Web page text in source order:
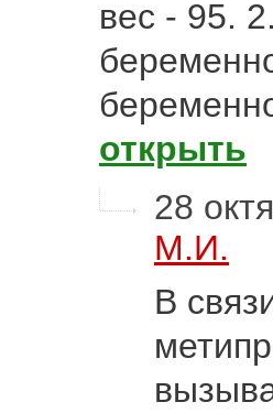
вес - 95.
открыть
28
М.И.
В